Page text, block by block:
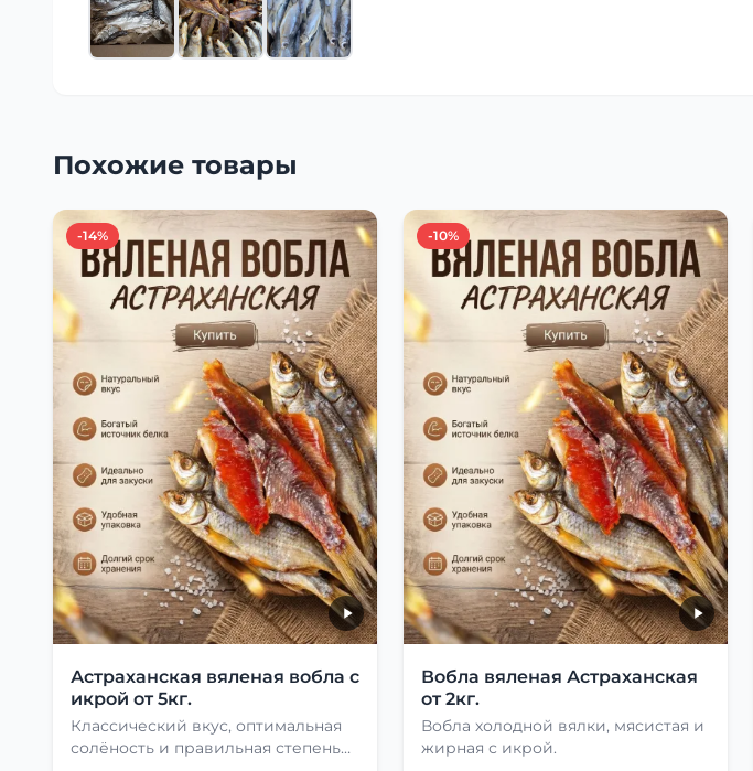
Похожие товары
-14%
Астраханская вяленая вобла с
икрой от 5кг.
Классический вкус, оптимальная
солёность и правильная степень
-10%
Вобла вяленая Астраханская
от 2кг.
Вобла холодной вялки, мясистая и
жирная с икрой.